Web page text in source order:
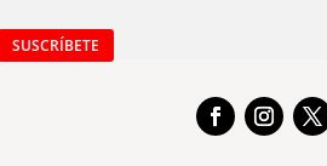
SUSCRÍBETE